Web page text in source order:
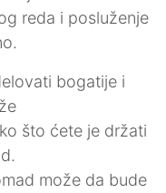
reda i posluženje
bogatije i
što ćete je držati
može da bude